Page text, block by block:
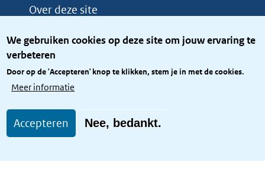
We gebruiken cookies op deze site om jouw ervaring te
verbeteren
Door op de 'Accepteren' knop te klikken, stem je in met de cookies.
Meer informatie
Accepteren Nee, bedankt.
Over deze site
Privacy
Toegang site openbaar
Toegankelijkheid